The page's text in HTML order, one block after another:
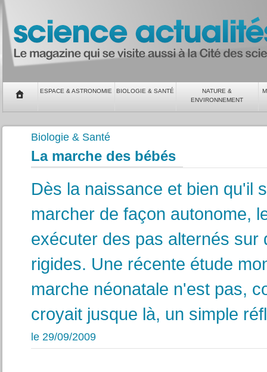
ESPACE & ASTRONOMIE BIOLOGIE & SANTÉ
NATURE &
ENVIRONNEMENT
Biologie & Santé
La marche des bébés
Dès la naissance et bien qu'il
marcher de façon autonome,
exécuter des pas alternés sur
rigides. Une récente étude
marche néonatale n'est pas,
croyait jusque là, un simple
le 29/09/2009